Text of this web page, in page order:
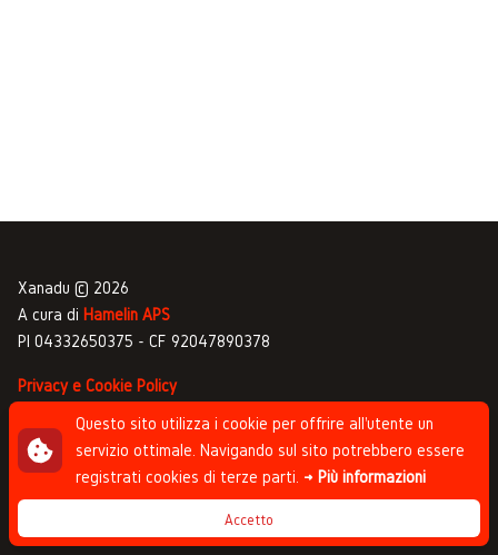
Xanadu © 2026
A cura di Hamelin APS
PI 04332650375 - CF 92047890378
Privacy e Cookie Policy
Gestione commenti
Newsletter
Progettato da , sviluppato da
Questo sito utilizza i cookie per offrire all'utente un
servizio ottimale. Navigando sul sito potrebbero essere
registrati cookies di terze parti. → Più informazioni
Accetto